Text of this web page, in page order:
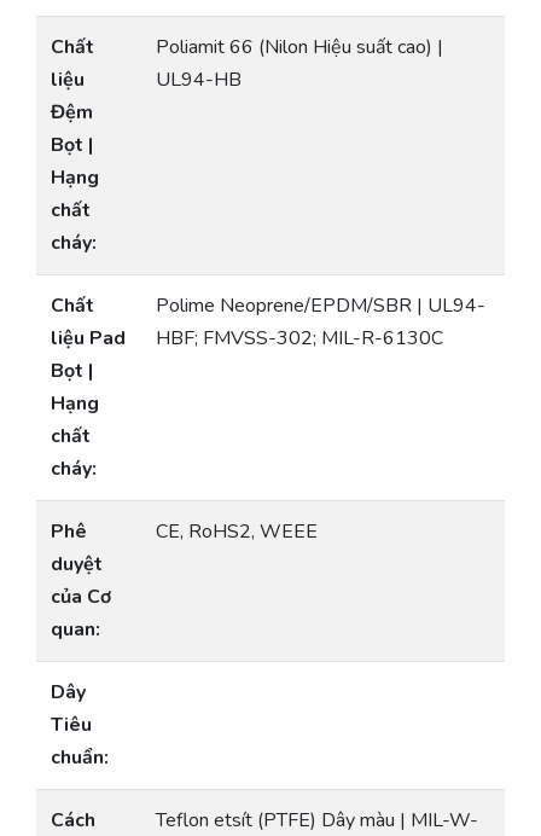
Chất
liệu
Đệm
Bọt |
Hạng
chất
cháy:
Poliamit 66 (Nilon Hiệu suất cao) |
UL94-HB
Chất
liệu Pad
Bọt |
Hạng
chất
cháy:
Polime Neoprene/EPDM/SBR | UL94-
HBF; FMVSS-302; MIL-R-6130C
Phê
duyệt
của Cơ
quan:
CE, RoHS2, WEEE
Dây
Tiêu
chuẩn:
Cách
Teflon etsít (PTFE) Dây màu | MIL-W-